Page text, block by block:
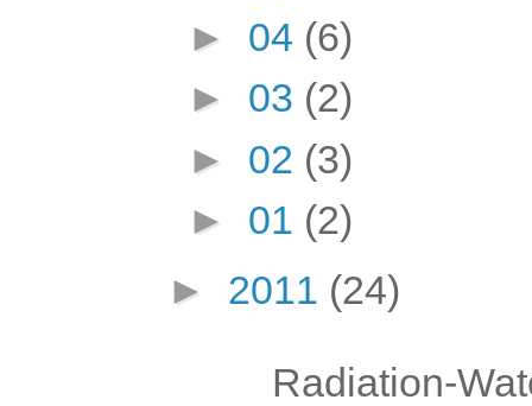
► 04 (6)
► 03 (2)
► 02 (3)
► 01 (2)
► 2011 (24)
Radiation-